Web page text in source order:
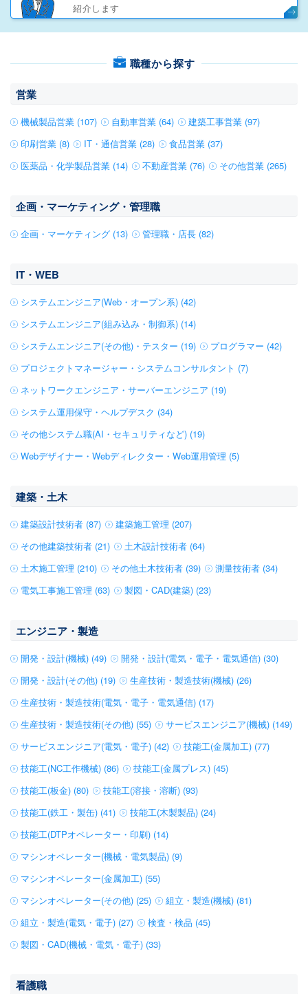
紹介します
職種から探す
営業
機械製品営業 (107) 自動車営業 (64)
建築工事営業 (97)
印刷営業 (8)
IT・通信営業 (28)
食品営業 (37)
医薬品・化学製品営業 (14)
不動産営業 (76) その他営業 (265)
企画・マーケティング・管理職
企画・マーケティング (13) 管理職・店長 (82)
IT・WEB
システムエンジニア(Web・オープン系) (42)
システムエンジニア(組み込み・制御系) (14)
システムエンジニア(その他)・テスター (19)
プログラマー (42)
プロジェクトマネージャー・システムコンサルタント (7)
ネットワークエンジニア・サーバーエンジニア (19)
システム運用保守・ヘルプデスク (34)
その他システム職(AI・セキュリティなど) (19)
Webデザイナー・Webディレクター・Web運用管理 (5)
建築・土木
建築設計技術者 (87)
建築施工管理 (207)
その他建築技術者 (21)
土木設計技術者 (64)
土木施工管理 (210)
その他土木技術者 (39)
測量技術者 (34)
電気工事施工管理 (63)
製図・CAD(建築) (23)
エンジニア・製造
開発・設計(機械) (49)
開発・設計(電気・電子・電気通信) (30)
開発・設計(その他) (19)
生産技術・製造技術(機械) (26)
生産技術・製造技術(電気・電子・電気通信) (17)
生産技術・製造技術(その他) (55)
サービスエンジニア(機械) (149)
サービスエンジニア(電気・電子) (42)
技能工(金属加工) (77)
技能工(NC工作機械) (86)
技能工(金属プレス) (45)
技能工(板金) (80)
技能工(溶接・溶断) (93)
技能工(鉄工・製缶) (41)
技能工(木製製品) (24)
技能工(DTPオペレーター・印刷) (14)
マシンオペレーター(機械・電気製品) (9)
マシンオペレーター(金属加工) (55)
マシンオペレーター(その他) (25)
組立・製造(機械) (81)
組立・製造(電気・電子) (27)
検査・検品 (45)
製図・CAD(機械・電気・電子) (33)
看護職